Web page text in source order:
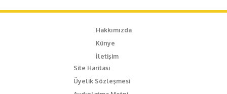
Hakkımızda
Künye
İletişim
Site Haritası
Üyelik Sözleşmesi